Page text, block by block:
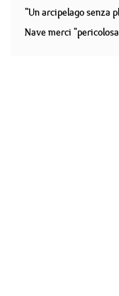
"Un arcipelago senza
Nave merci